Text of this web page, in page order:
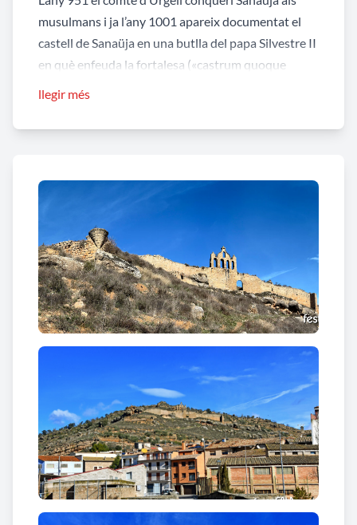
musulmans i ja l’any 1001 apareix documentat el
castell de Sanaüja en una butlla del papa Silvestre II
en què enfeuda la fortalesa («castrum quoque
confirmada pel papa Benet VIII l'any 1012 en un
desamortització de Mendizábal de 1835. La mitra
obres per adaptar-lo a residència, encara que s'usà
molt poc.
Al llarg del segle XI el territori s’anà organitzant i el
castell de Sanaüja assolí una destacada importància
estratègica en la línia defensiva de la vall del
Llobregós que establí el comte Ermengol II d'Urgell
l'any 1035. A finals del segle XI, el bisbe d'Urgell,
Guillem, donà en feu «ipsum kastrum de Sanauga»
amb tots els seus termes al vescomte Ramon Folc
de Cardona, que, al seu torn, cedí el castell a Eriman,
el qual, com també els següents castlans o
feudataris, devien fidelitat al bisbe. No obstant, el
1099 el castell tornà a ser ratificat a l'església
llegir més